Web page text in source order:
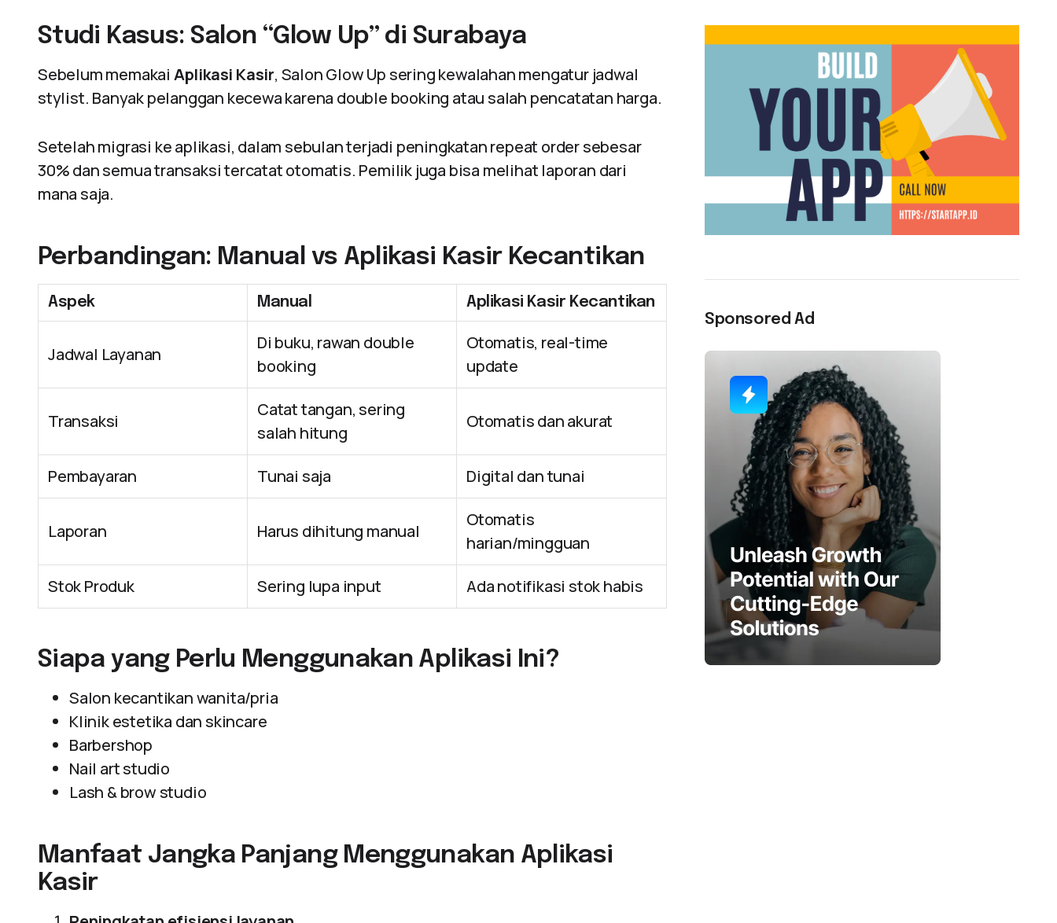
Studi Kasus: Salon “Glow Up” di Surabaya
Sebelum memakai Aplikasi Kasir, Salon Glow Up sering kewalahan mengatur jadwal
stylist. Banyak pelanggan kecewa karena double booking atau salah pencatatan harga.
Setelah migrasi ke aplikasi, dalam sebulan terjadi peningkatan repeat order sebesar
30% dan semua transaksi tercatat otomatis. Pemilik juga bisa melihat laporan dari
mana saja.
Perbandingan: Manual vs Aplikasi Kasir Kecantikan
Aspek Manual Aplikasi Kasir Kecantikan
Jadwal Layanan
Di buku, rawan double
booking
Otomatis, real-time
update
Transaksi
Catat tangan, sering
salah hitung
Otomatis dan akurat
Pembayaran Tunai saja Digital dan tunai
Laporan Harus dihitung manual
Otomatis
harian/mingguan
Stok Produk Sering lupa input Ada notifikasi stok habis
Siapa yang Perlu Menggunakan Aplikasi Ini?
Salon kecantikan wanita/pria
Klinik estetika dan skincare
Barbershop
Nail art studio
Lash & brow studio
Manfaat Jangka Panjang Menggunakan Aplikasi
Kasir
Sponsored Ad